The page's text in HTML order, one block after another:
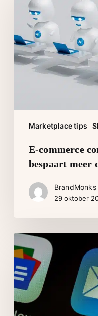
Marketplace tips
content
automatiseren
bespaart
meer
dan
alleen
E-commerce
bespaart meer
BrandMonks
29 oktober
E-
mailmarketing
voor
e-
commerce:
van
eerste